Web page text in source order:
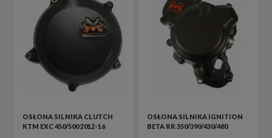
OSŁONA SILNIKA CLUTCH
KTM EXC 450/500 2012-16
OSŁONA SILNIKA IGNITION
BETA RR 350/390/430/480